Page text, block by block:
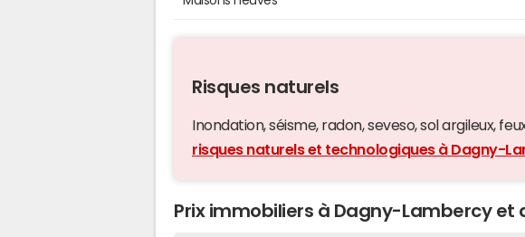
Risques naturels
Inondation, séisme, radon, seveso, sol argileux,
risques naturels et technologiques à Dagny-
Prix immobiliers à Dagny-Lambercy et